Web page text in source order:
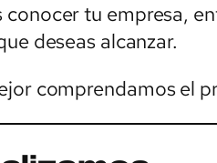
conocer tu empresa,
deseas alcanzar.
comprendamos el